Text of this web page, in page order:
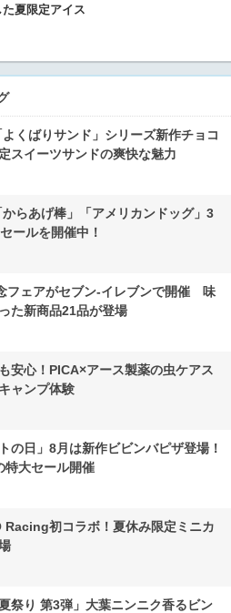
夏限定アイス
くばりサンド」シリーズ新作チョコ
スイーツサンドの爽快な魅力
からあげ棒」「アメリカンドッグ」3
ールを開催中！
フェアがセブン-イレブンで開催 味
た新商品21品が登場
安心！PICA×アース製薬の虫ケアス
ャンプ体験
の日」8月は新作ビビンバピザ登場！
特大セール開催
Racing初コラボ！夏休み限定ミニカ
祭り 第3弾」大葉ニンニク香るビン